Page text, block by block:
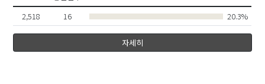
2,518 16 20.3%
자세히